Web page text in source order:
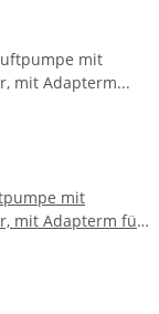
mit
mit Adapterm für